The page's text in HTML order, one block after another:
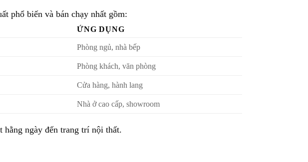
phổ biến và bán chạy nhất gồm:
ỨNG DỤNG
Phòng ngủ, nhà bếp
Phòng khách, văn phòng
Cửa hàng, hành lang
Nhà ở cao cấp, showroom
hằng ngày đến trang trí nội thất.